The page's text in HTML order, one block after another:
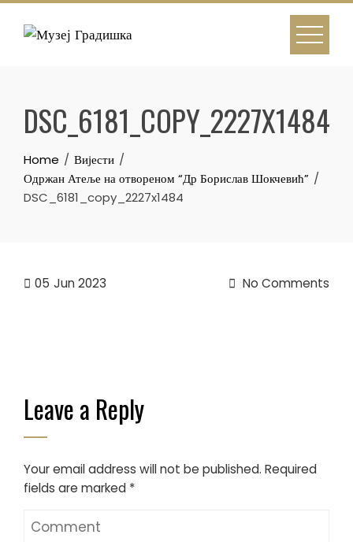
Skip
DSC_6181_COPY_2227X1484
Home
Вијести
Одржан Атеље на отвореном “Др Борислав Шокчевић”
DSC_6181_copy_2227x1484
05 Jun 2023 No Comments
Leave a Reply
Your email address will not be published. Required
fields are marked *